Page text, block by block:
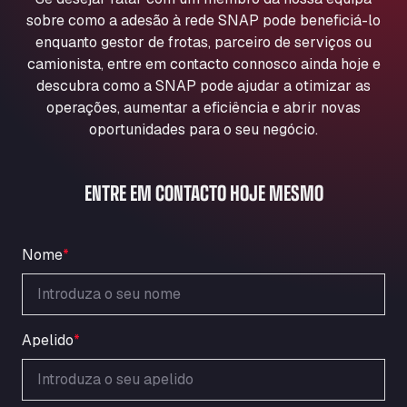
Aqua Ariva GmbH
Marie-Curie-Straße 24, 68219
Aral Autohof Bockel
An der Autobahn 1, 27404
ARAL Autohof Bockenem
Oppelner Str. 1, 31167
Nellinger Str. 24, 89188
ARAL Autohof Preis
ARAL Tankstelle - XXL Truckwash.de
GmbH
Obernburger Str. 127, 63811
Ardleigh South Services
a120 westbound, CO77SL
Area 47 Hermanos Rico
Autovia A4 km 47, 28300
sobre como a adesão à rede SNAP pode beneficiá-lo
enquanto gestor de frotas, parceiro de serviços ou
camionista, entre em contacto connosco ainda hoje e
descubra como a SNAP pode ajudar a otimizar as
operações, aumentar a eficiência e abrir novas
oportunidades para o seu negócio.
ENTRE EM CONTACTO HOJE MESMO
Nome*
Apelido*